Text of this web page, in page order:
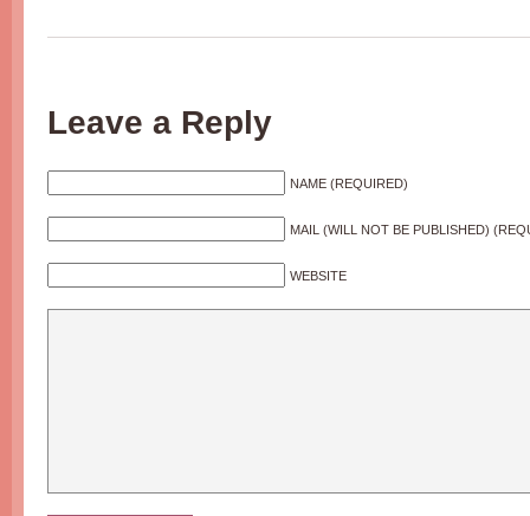
Leave a Reply
NAME (REQUIRED)
MAIL (WILL NOT BE PUBLISHED)
WEBSITE